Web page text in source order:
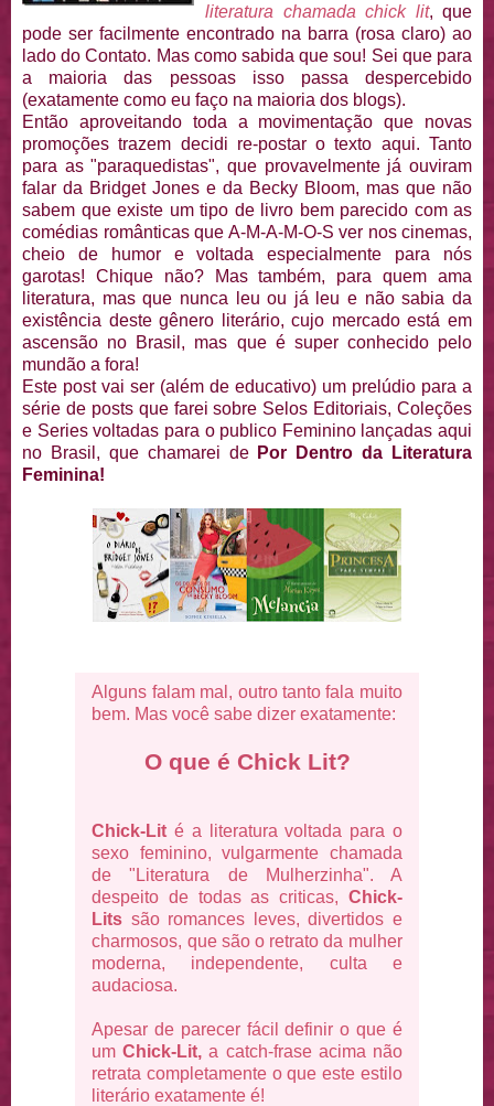
literatura chamada chick lit, que
pode ser facilmente encontrado na barra (rosa claro) ao
lado do Contato. Mas como sabida que sou! Sei que para
a maioria das pessoas isso passa despercebido
(exatamente como eu faço na maioria dos blogs).
Então aproveitando toda a movimentação que novas
promoções trazem decidi re-postar o texto aqui. Tanto
para as "paraquedistas", que provavelmente já ouviram
falar da Bridget Jones e da Becky Bloom, mas que não
sabem que existe um tipo de livro bem parecido com as
comédias românticas que A-M-A-M-O-S ver nos cinemas,
cheio de humor e voltada especialmente para nós
garotas! Chique não? Mas também, para quem ama
literatura, mas que nunca leu ou já leu e não sabia da
existência deste gênero literário, cujo mercado está em
ascensão no Brasil, mas que é super conhecido pelo
mundão a fora!
Este post vai ser (além de educativo) um prelúdio para a
série de posts que farei sobre Selos Editoriais, Coleções
e Series voltadas para o publico Feminino lançadas aqui
no Brasil, que chamarei de Por Dentro da Literatura
Feminina!
Alguns falam mal, outro tanto fala muito
bem. Mas você sabe dizer exatamente:
O que é Chick Lit?
Chick-Lit é a literatura voltada para o
sexo feminino, vulgarmente chamada
de "Literatura de Mulherzinha". A
despeito de todas as criticas, Chick-
Lits são romances leves, divertidos e
charmosos, que são o retrato da mulher
moderna, independente, culta e
audaciosa.
Apesar de parecer fácil definir o que é
umChick-Lit, a catch-frase acima não
retrata completamente o que este estilo
literário exatamente é!